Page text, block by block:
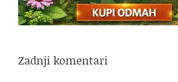
Zadnji komentari